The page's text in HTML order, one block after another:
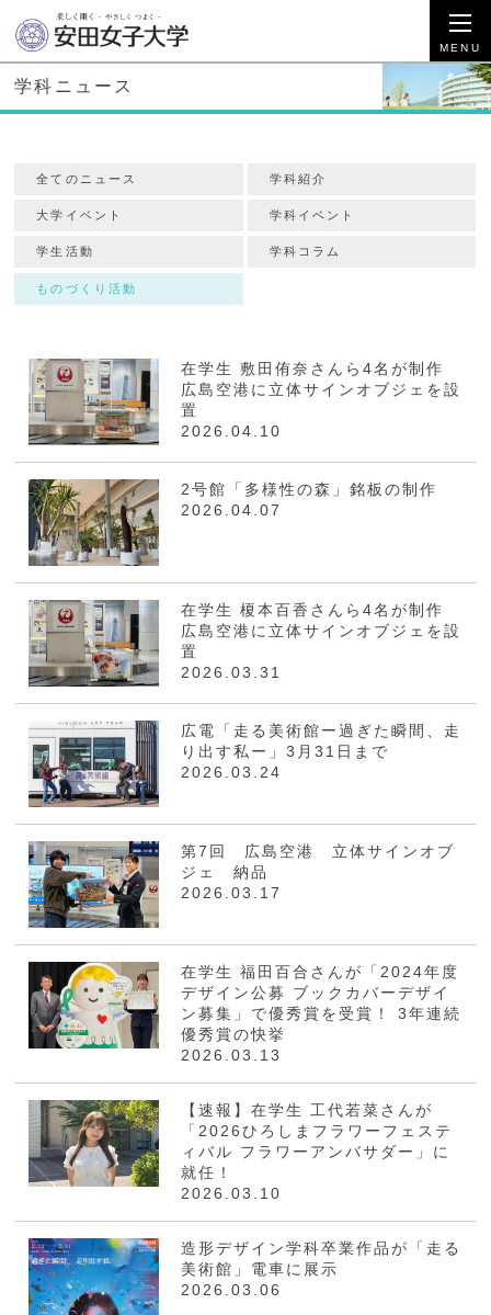
学科ニュース
全てのニュース 学科紹介
大学イベント 学科イベント
学生活動 学科コラム
ものづくり活動
在学生 敷田侑奈さんら4名が制作
広島空港に立体サインオブジェを設
置
2026.04.10
2号館「多様性の森」銘板の制作
2026.04.07
在学生 榎本百香さんら4名が制作
広島空港に立体サインオブジェを設
置
2026.03.31
広電「走る美術館ー過ぎた瞬間、走
り出す私ー」3月31日まで
2026.03.24
第7回 広島空港 立体サインオブ
ジェ 納品
2026.03.17
在学生 福田百合さんが「2024年度
デザイン公募 ブックカバーデザイ
ン募集」で優秀賞を受賞！ 3年連続
優秀賞の快挙
2026.03.13
【速報】在学生 工代若菜さんが
「2026ひろしまフラワーフェステ
ィバル フラワーアンバサダー」に
就任！
2026.03.10
造形デザイン学科卒業作品が「走る
美術館」電車に展示
2026.03.06